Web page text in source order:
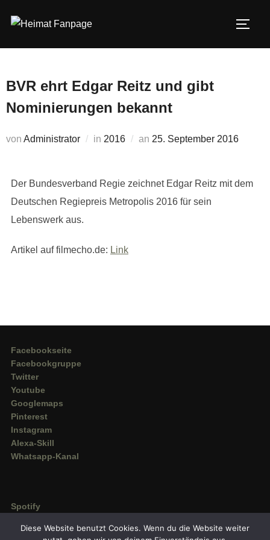
Inhalt
BVR ehrt Edgar Reitz und gibt
Nominierungen bekannt
von Administrator in 2016 an Veröffentlicht
25. September 2016
Der Bundesverband Regie zeichnet Edgar Reitz mit dem
Deutschen Regiepreis Metropolis 2016 für sein
Lebenswerk aus.
Artikel auf filmecho.de: Link
Facebookseite
Facebookgruppe
Twitter
Youtube
Googlemaps
Pinterest
Instagram
Alexa-Skill
Whatsapp-Kanal
Spotify
Amazon Music
Diese Website benutzt Cookies. Wenn du die Website weiter